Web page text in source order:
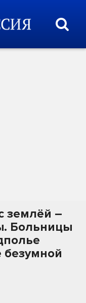
землёй –
Больницы
безумной